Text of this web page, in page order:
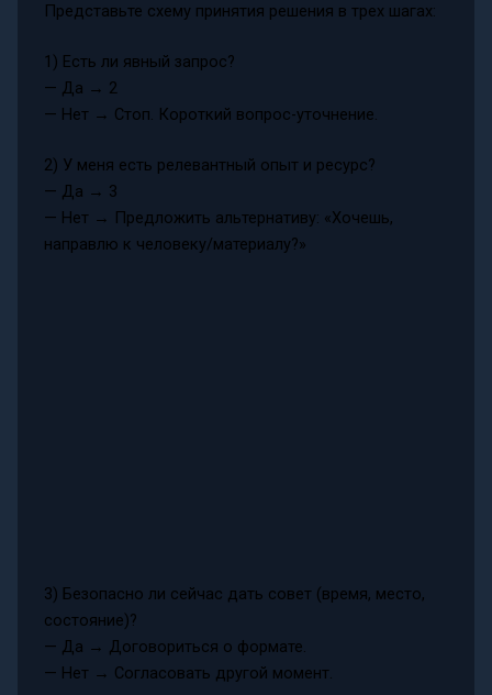
Представьте схему принятия решения в трех шагах:
1) Есть ли явный запрос?
— Да → 2
— Нет → Стоп. Короткий вопрос-уточнение.
2) У меня есть релевантный опыт и ресурс?
— Да → 3
— Нет → Предложить альтернативу: «Хочешь,
направлю к человеку/материалу?»
3) Безопасно ли сейчас дать совет (время, место,
состояние)?
— Да → Договориться о формате.
— Нет → Согласовать другой момент.